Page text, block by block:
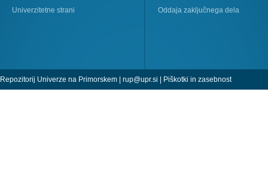
Univerzitetne strani
Oddaja zaključnega dela
Repozitorij Univerze na Primorskem | rup@upr.si | Piškotki in zasebnost